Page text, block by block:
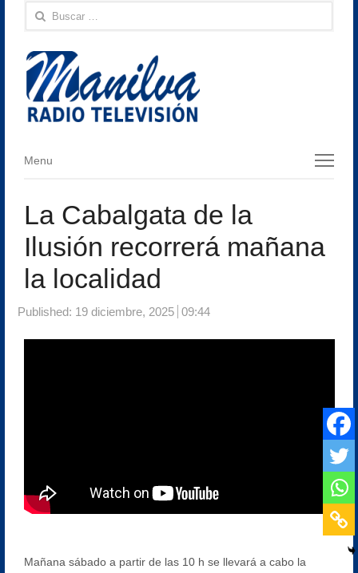
Buscar:
Menu
Menu
La Cabalgata de la
Ilusión recorrerá mañana
la localidad
Published: 19 diciembre, 2025 09:44
Mañana sábado a partir de las 10 h se llevará a cabo la